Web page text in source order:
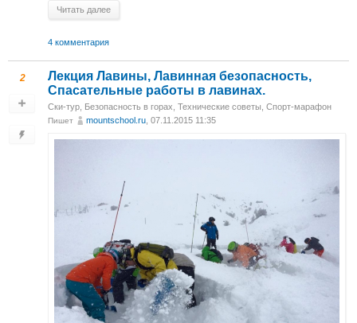
Читать далее
4 комментария
2
Лекция Лавины, Лавинная безопасность,
Спасательные работы в лавинах.
Ски-тур Безопасность в горах Технические советы Спорт-марафон
Пишет mountschool.ru , 07.11.2015 11:35